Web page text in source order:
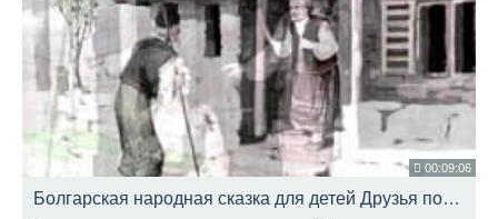
00:09:06
Болгарская народная сказка для детей Друзья познаются в беде